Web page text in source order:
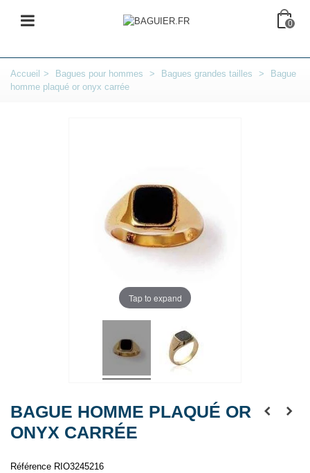
0
Accueil > Bagues pour hommes > Bagues grandes tailles >
Bague
homme plaqué or onyx carrée
Tap to expand
BAGUE HOMME PLAQUÉ OR
ONYX CARRÉE
Référence RIO3245216